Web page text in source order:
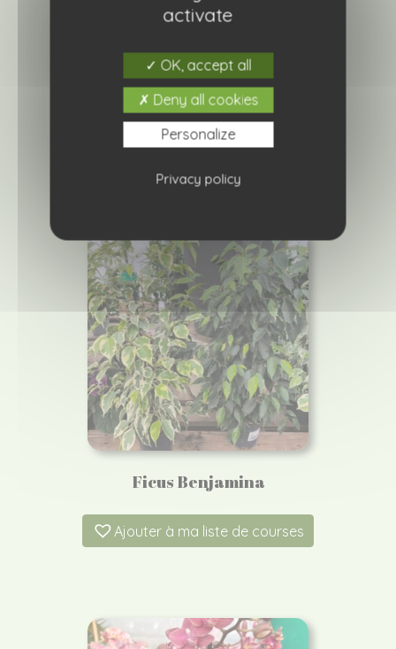
Cymbidium cascade
Ajouter à ma liste de courses
Ficus Benjamina
Ajouter à ma liste de courses
activate
OK, accept all
Deny all cookies
Personalize
Privacy policy